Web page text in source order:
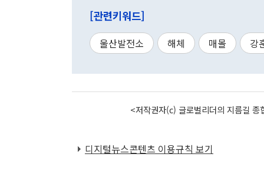
[관련키워드]
울산발전소 해체 매몰 강
<저작권자(c) 글로벌리더의 지름길
디지털뉴스콘텐츠 이용규칙 보기